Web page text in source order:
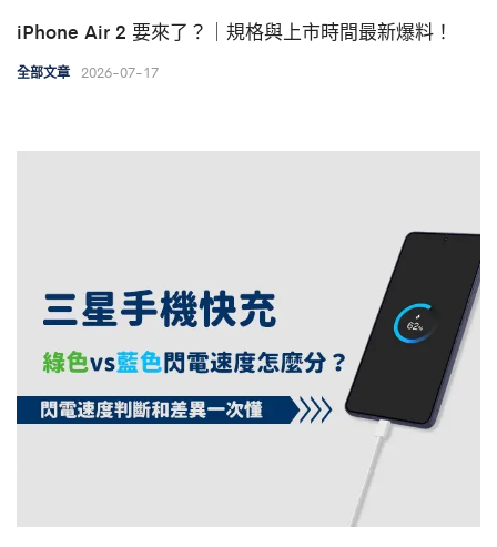
iPhone Air 2 要來了？｜規格與上市時間最新爆料！
全部文章 2026-07-17